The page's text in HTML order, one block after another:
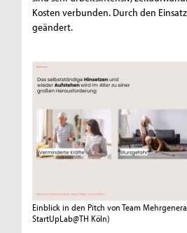
Kosten verbunden. Durch den
geändert.
Einblick in den Pitch von Team
StartUpLab@TH Köln)